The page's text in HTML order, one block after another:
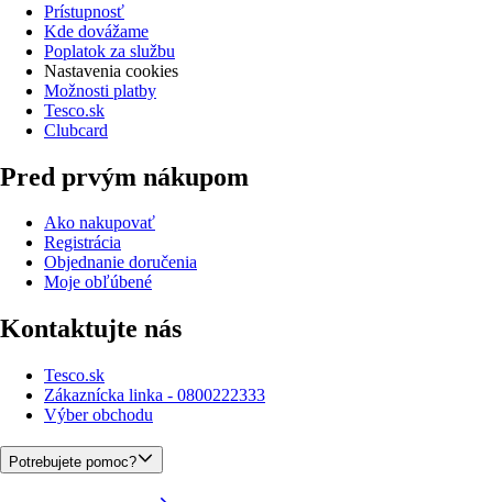
Prístupnosť
Kde dovážame
Poplatok za službu
Nastavenia cookies
Možnosti platby
Tesco.sk
Clubcard
Pred prvým nákupom
Ako nakupovať
Registrácia
Objednanie doručenia
Moje obľúbené
Kontaktujte nás
Tesco.sk
Zákaznícka linka - 0800222333
Výber obchodu
Potrebujete pomoc?